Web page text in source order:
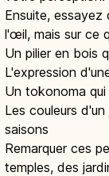
Ensuite,
l'œil, mais sur ce
Un pilier en bois
L'expression
Un tokonoma
Les couleurs
saisons
Remarquer ces
temples, des